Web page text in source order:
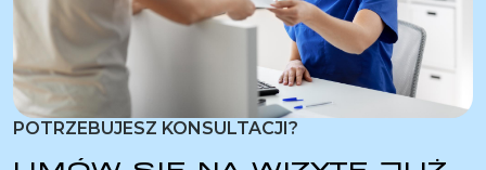
POTRZEBUJESZ KONSULTACJI?